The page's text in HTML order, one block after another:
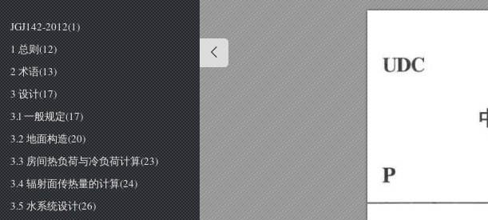
JGJ142-2012(1)
1 总则(12)
2 术语(13)
3 设计(17)
3.l 一般规定(17)
3.2 地面构造(20)
3.3 房间热负荷与冷负荷计算(23)
3.4 辐射面传热量的计算(24)
3.5 水系统设计(26)